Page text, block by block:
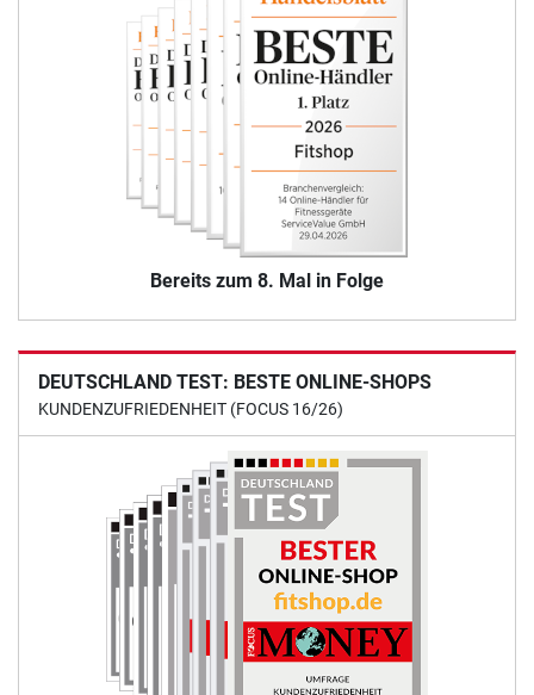
Bereits zum 8. Mal in Folge
DEUTSCHLAND TEST: BESTE ONLINE-SHOPS
KUNDENZUFRIEDENHEIT (FOCUS 16/26)